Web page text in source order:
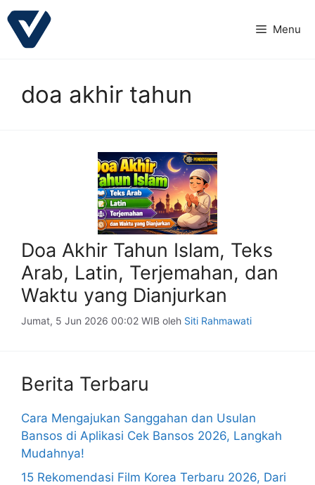
Langsung
ke
Menu
doa akhir tahun
Doa Akhir Tahun Islam, Teks
Arab, Latin, Terjemahan, dan
Waktu yang Dianjurkan
Jumat, 5 Jun 2026 00:02 WIB oleh Siti Rahmawati
Berita Terbaru
Cara Mengajukan Sanggahan dan Usulan
Bansos di Aplikasi Cek Bansos 2026, Langkah
Mudahnya!
15 Rekomendasi Film Korea Terbaru 2026, Dari